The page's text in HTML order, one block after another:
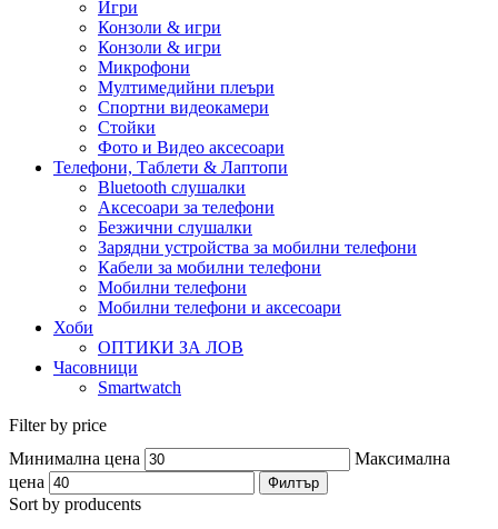
Игри
Конзоли & игри
Конзоли & игри
Микрофони
Мултимедийни плеъри
Спортни видеокамери
Стойки
Фото и Видео аксесоари
Телефони, Таблети & Лаптопи
Bluetooth слушалки
Аксесоари за телефони
Безжични слушалки
Зарядни устройства за мобилни телефони
Кабели за мобилни телефони
Мобилни телефони
Мобилни телефони и аксесоари
Хоби
ОПТИКИ ЗА ЛОВ
Часовници
Smartwatch
Filter by price
Минимална цена
Максимална
цена
Филтър
Sort by producents